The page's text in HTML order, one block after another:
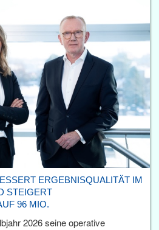
ERGEBNISQUALITÄT IM
STEIGERT
96 MIO.
2026 seine operative